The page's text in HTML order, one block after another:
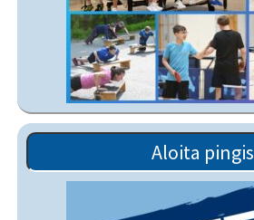
Aloita pingis